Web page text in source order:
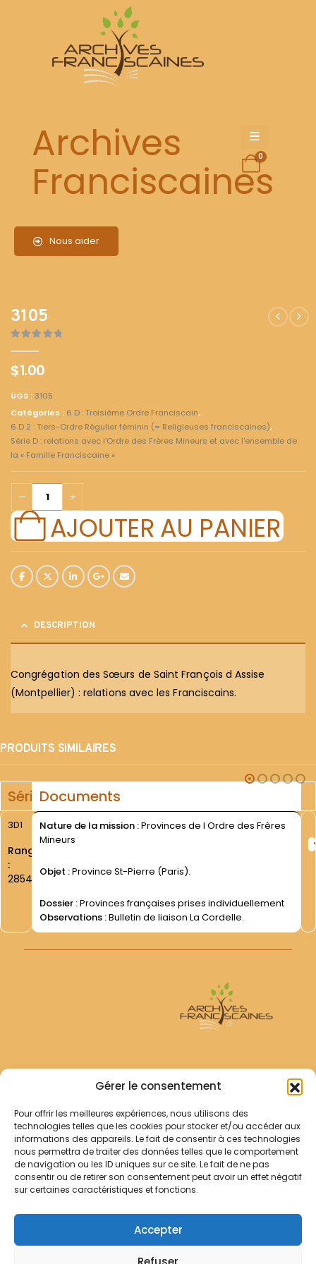
Gérer le consentement
Pour offrir les meilleures expériences, nous utilisons des
technologies telles que les cookies pour stocker et/ou accéder aux
informations des appareils. Le fait de consentir à ces technologies
nous permettra de traiter des données telles que le comportement
de navigation ou les ID uniques sur ce site. Le fait de ne pas
consentir ou de retirer son consentement peut avoir un effet négatif
sur certaines caractéristiques et fonctions.
Accepter
Archives
Franciscaines
Nous aider
0
3105
$1.00
UGS : 3105
Catégories : 6 D : Troisième Ordre Franciscain,
6 D 2 : Tiers-Ordre Régulier féminin (= Religieuses franciscaines),
Série D : relations avec l'Ordre des Frères Mineurs et avec l'ensemble de
la « Famille Franciscaine »
AJOUTER AU PANIER
DESCRIPTION
Congrégation des Sœurs de Saint François d Assise
(Montpellier) : relations avec les Franciscains.
PRODUITS SIMILAIRES
SérieDocuments
3D1
Rang
:
2854
Nature de la mission :Provinces de l Ordre des Frères
Mineurs
Objet :Province St-Pierre (Paris).
Dossier :Provinces françaises prises individuellement
Observations :Bulletin de liaison La Cordelle.
Archives Franciscaines
RECHERCHER
Comment chercher ?
Les archives
Notre démarche
Contact